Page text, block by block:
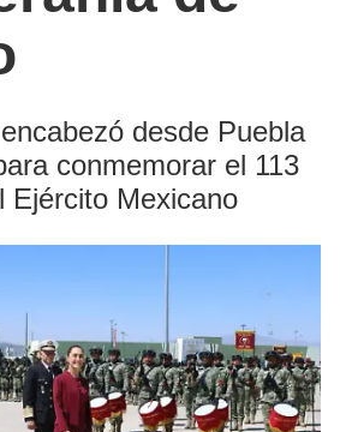
desde Puebla
conmemorar el 113
Ejército Mexicano